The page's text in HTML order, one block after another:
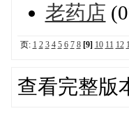
老药店
页: 1 2 3 4 5 6 7 8 [9] 10 11 12
查看完整版